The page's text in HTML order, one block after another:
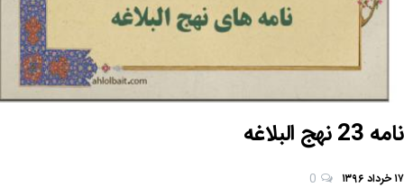
نامه 23 نهج البلاغه
۱۷ خرداد ۱۳۹۶ 0